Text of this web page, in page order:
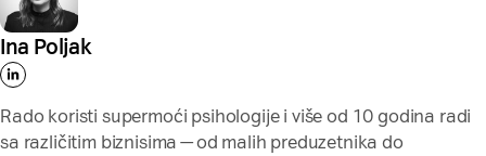
Ina Poljak
Rado koristi supermoći psihologije i više od 10 godina radi
sa različitim biznisima — od malih preduzetnika do